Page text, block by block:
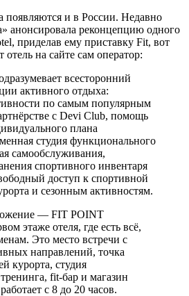
появляются и в России. Недавно
анонсировала реконцепцию одного
приделав ему приставку Fit, вот
отель на сайте сам оператор:
всесторонний
активного отдыха:
по самым популярным
с Devi Club, помощь
плана
студия функционального
самообслуживания,
спортивного инвентаря
доступ к спортивной
и сезонным активностям.
— FIT POINT
этаже отеля, где есть всё,
Это место встречи с
направлений, точка
курорта, студия
fit-бар и магазин
с 8 до 20 часов.